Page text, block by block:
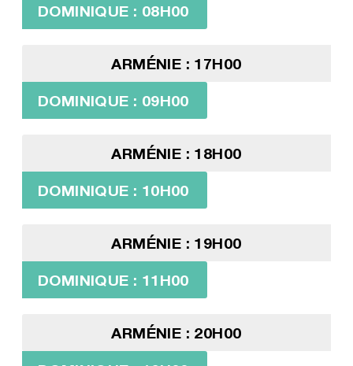
DOMINIQUE : 08H00
ARMÉNIE : 17H00
DOMINIQUE : 09H00
ARMÉNIE : 18H00
DOMINIQUE : 10H00
ARMÉNIE : 19H00
DOMINIQUE : 11H00
ARMÉNIE : 20H00